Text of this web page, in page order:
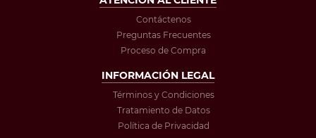
Contáctenos
Preguntas Frecuentes
Proceso de Compra
INFORMACIÓN LEGAL
Términos y Condiciones
Tratamiento de Datos
Política de Privacidad